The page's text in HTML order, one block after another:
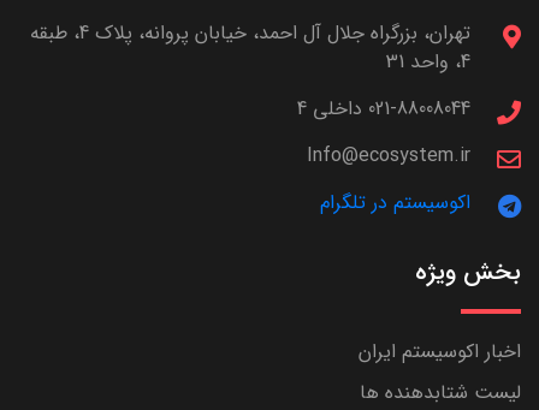
تهران، بزرگراه جلال آل احمد، خیابان پروانه، پلاک 4، طبقه
4، واحد 31
021-88008044 داخلی 4
Info@ecosystem.ir
اکوسیستم در تلگرام
بخش ویژه
اخبار اکوسیستم ایران
لیست شتابدهنده ها